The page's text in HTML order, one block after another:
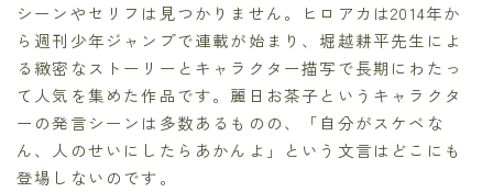
シーンやセリフは見つかりません。ヒロアカは2014年か
ら週刊少年ジャンプで連載が始まり、堀越耕平先生によ
る緻密なストーリーとキャラクター描写で長期にわたっ
て人気を集めた作品です。麗日お茶子というキャラクタ
ーの発言シーンは多数あるものの、「自分がスケベな
ん、人のせいにしたらあかんよ」という文言はどこにも
登場しないのです。